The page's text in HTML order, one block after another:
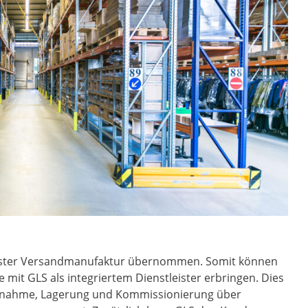
Versandmanufaktur übernommen. Somit können
mit GLS als integriertem Dienstleister erbringen. Dies
Lagerung und Kommissionierung über